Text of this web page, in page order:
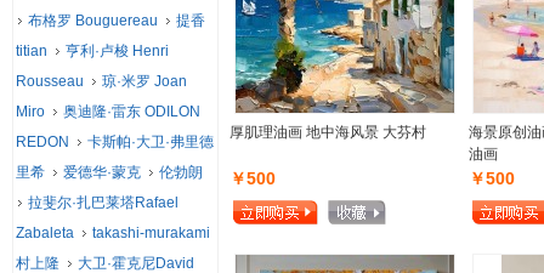
厚肌理油画 地中海风景 大芬村
￥500
海景原创
油画
￥500
布格罗 Bouguereau
提香
titian
亨利·卢梭 Henri
Rousseau
琼·米罗 Joan
Miro
奥迪隆·雷东 ODILON
REDON
卡斯帕·大卫·弗里德
里希
爱德华·蒙克
伦勃朗
拉斐尔·扎巴莱塔Rafael
Zabaleta
takashi-murakami
村上隆
大卫·霍克尼David